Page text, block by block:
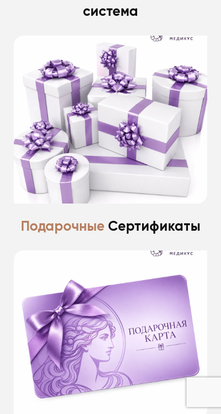
система
Скидка 15% именинникам на все
косметологические процедуры
в день рождения и 2 недели после.
Скидки не суммируются. Информацию
уточняйте у специалистов клиники.
Подарочные Сертификаты
У нас вы сможете приобрести
ПОДАРОЧНЫЕ КАРТЫ номиналом:
5 000 руб.
10 000 руб.
Это будет самый лучший подарок. Красота